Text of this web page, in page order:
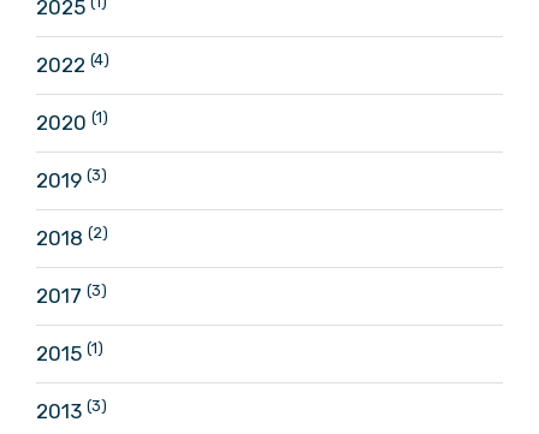
2025
2022 (4)
2020 (1)
2019 (3)
2018 (2)
2017 (3)
2015 (1)
2013 (3)